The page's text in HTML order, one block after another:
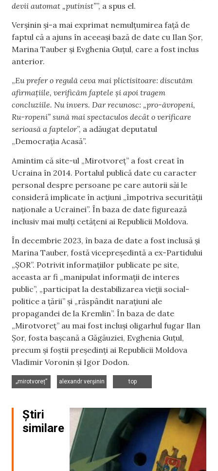
devii automat „putinist””, a spus el.
Verșinin și-a mai exprimat nemulțumirea față de
faptul că a ajuns în aceeași bază de date cu Ilan Șor,
Marina Tauber și Evghenia Guțul, care a fost inclus
anterior.
„Eu prefer o regulă ceva mai plictisitoare: discutăm
afirmațiile, verificăm faptele și apoi tragem
concluziile. Nu invers. Dar recunosc: „pro-ăvropeni,
Ru-ropeni” sună mai spectaculos decât o verificare
serioasă a faptelor”, a adăugat deputatul
„Democrația Acasă”.
Amintim că site-ul „Mirotvoreț” a fost creat în
Ucraina în 2014. Portalul publică date cu caracter
personal despre persoane pe care autorii săi le
consideră implicate în acțiuni „împotriva securității
naționale a Ucrainei”. În baza de date figurează
inclusiv mai mulți cetățeni ai Republicii Moldova.
În decembrie 2023, în baza de date a fost inclusă și
Marina Tauber, fostă vicepreședintă a ex-Partidului
„ȘOR”. Potrivit informațiilor publicate pe site,
aceasta ar fi „manipulat informații de interes
public”, „participat la destabilizarea vieții social-
politice a țării” și „răspândit narațiuni ale
propagandei de la Kremlin”. În baza de date
„Mirotvoreț” au mai fost incluși oligarhul fugar Ilan
Șor, fosta bașcană a Găgăuziei, Evghenia Guțul,
precum și foștii președinți ai Republicii Moldova
Vladimir Voronin și Igor Dodon.
„mirotvoreț”
alexandr verșinin
top
Știri
similare